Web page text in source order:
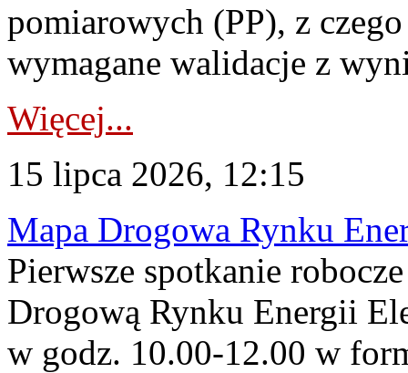
pomiarowych (PP), z
wymagane walidacje z
Więcej...
15 lipca 2026, 12:15
Mapa Drogowa Rynku
Pierwsze spotkanie
Drogową Rynku Energii
w godz. 10.00-12.00 w